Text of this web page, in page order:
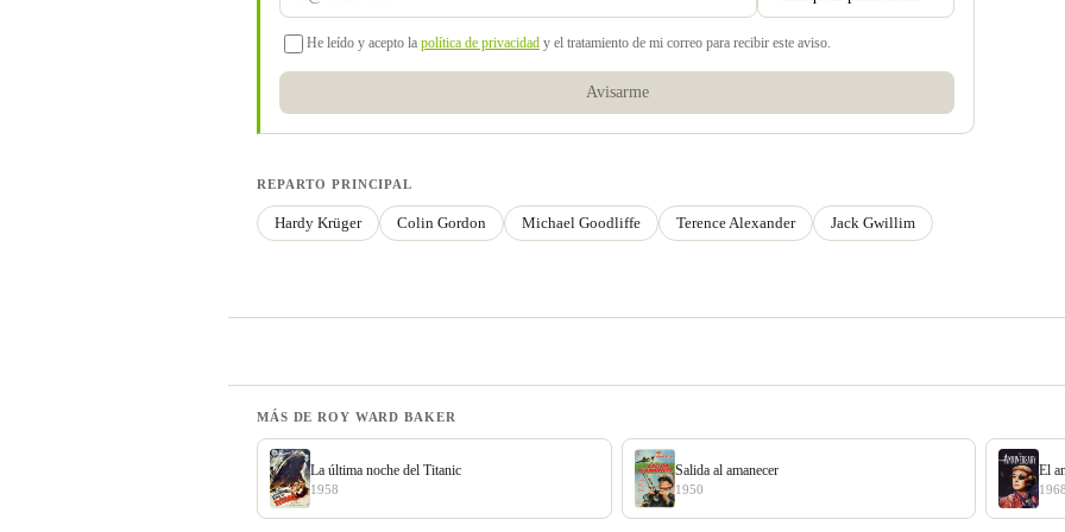
He leído y acepto la política de privacidad y el tratamiento de mi correo para recibir este aviso.
Avisarme
REPARTO PRINCIPAL
Hardy Krüger Colin Gordon Michael Goodliffe Terence Alexander Jack Gwillim
MÁS DE ROY WARD BAKER
La última noche del Titanic
1958
Salida al amanecer
1950
El
1968